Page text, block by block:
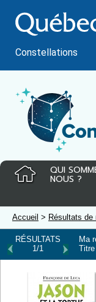
au
contenu
Constellations
QUI
NOUS ?
Accueil > Résultats de
RÉSULTATS
1/1
Ma